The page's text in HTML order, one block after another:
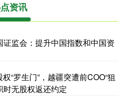
资讯
监会：提升中国指数和中国资
“罗生门”，越疆突遭前COO“狙
时无股权返还约定